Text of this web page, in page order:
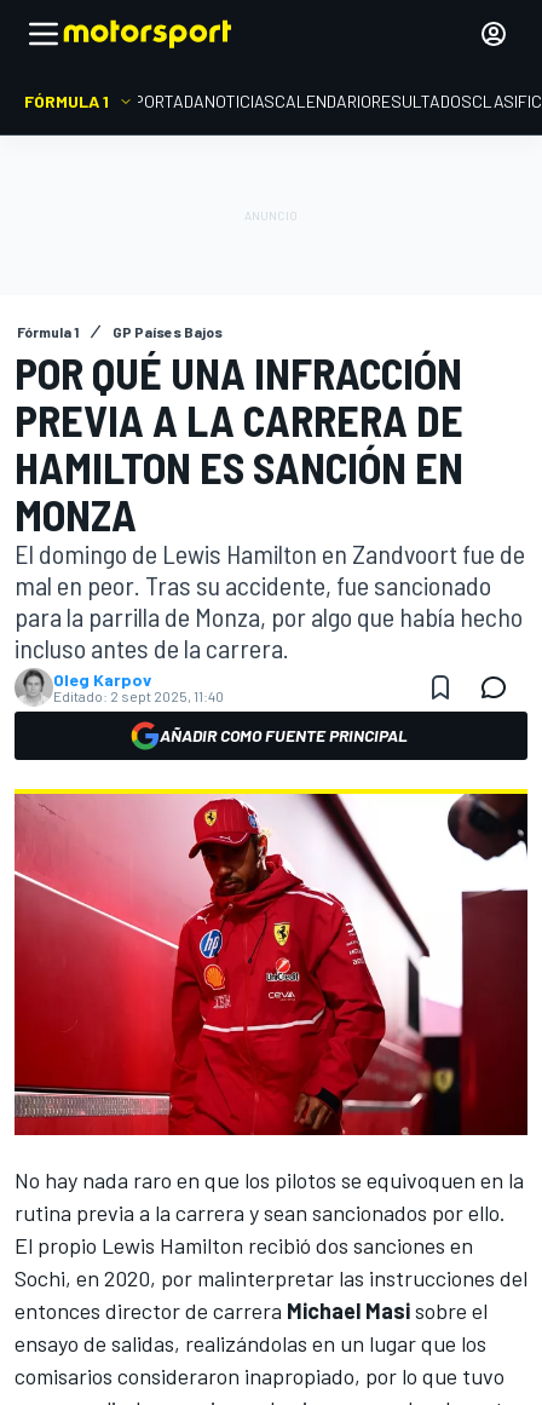
FÓRMULA 1 PORTADANOTICIASCALENDARIORESULTADOS
Fórmula 1 GP Países Bajos
POR QUÉ UNA INFRACCIÓN
PREVIA A LA CARRERA DE
HAMILTON ES SANCIÓN EN
MONZA
El domingo de Lewis Hamilton en Zandvoort fue de
mal en peor. Tras su accidente, fue sancionado
para la parrilla de Monza, por algo que había hecho
incluso antes de la carrera.
Oleg Karpov
Editado: 2 sept 2025, 11:40
AÑADIR COMO FUENTE PRINCIPAL
No hay nada raro en que los pilotos se equivoquen en la
rutina previa a la carrera y sean sancionados por ello.
El propio Lewis Hamilton recibió dos sanciones en
Sochi, en 2020, por malinterpretar las instrucciones del
entonces director de carrera Michael Masisobre el
ensayo de salidas, realizándolas en un lugar que los
comisarios consideraron inapropiado, por lo que tuvo